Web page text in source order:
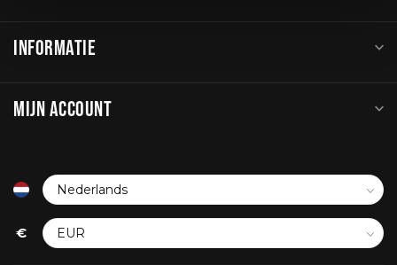
INFORMATIE
MIJN ACCOUNT
€